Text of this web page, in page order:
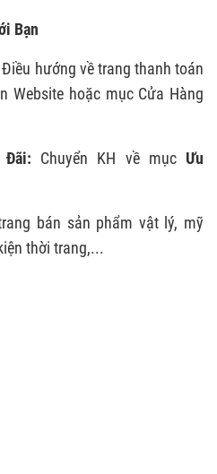
Bạn
Điều hướng về trang thanh toán
Website hoặc mục Cửa Hàng
Đãi: Chuyển KH về mục Ưu
bán sản phẩm vật lý, mỹ
thời trang,...